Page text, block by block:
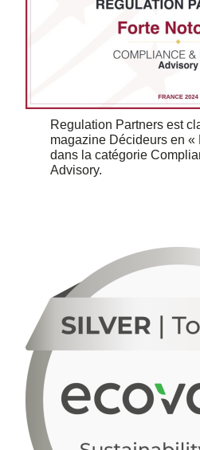
Regulation Partners est
magazine Décideurs en «
dans la catégorie
Advisory.